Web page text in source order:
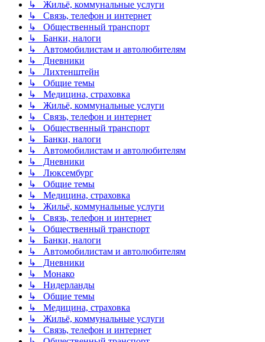
↳ Жильё, коммунальные услуги
↳ Связь, телефон и интернет
↳ Общественный транспорт
↳ Банки, налоги
↳ Автомобилистам и автолюбителям
↳ Дневники
↳ Лихтенштейн
↳ Общие темы
↳ Медицина, страховка
↳ Жильё, коммунальные услуги
↳ Связь, телефон и интернет
↳ Общественный транспорт
↳ Банки, налоги
↳ Автомобилистам и автолюбителям
↳ Дневники
↳ Люксембург
↳ Общие темы
↳ Медицина, страховка
↳ Жильё, коммунальные услуги
↳ Связь, телефон и интернет
↳ Общественный транспорт
↳ Банки, налоги
↳ Автомобилистам и автолюбителям
↳ Дневники
↳ Монако
↳ Нидерланды
↳ Общие темы
↳ Медицина, страховка
↳ Жильё, коммунальные услуги
↳ Связь, телефон и интернет